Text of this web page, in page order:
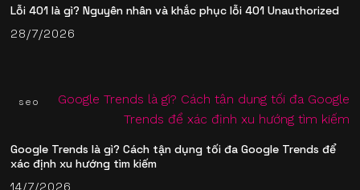
Lỗi 401 là gì? Nguyên nhân và khắc phục lỗi 401 Unauthorized
28/7/2026
seo
Google Trends là gì? Cách tận dụng tối đa Google Trends để
xác định xu hướng tìm kiếm
14/7/2026